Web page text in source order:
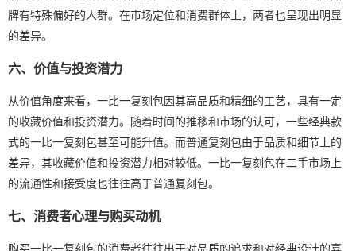
牌有特殊偏好的人群。在市场定位和消费群体上，两者也呈现出明显
的差异。
六、价值与投资潜力
从价值角度来看，一比一复刻包因其高品质和精细的工艺，具有一定
的收藏价值和投资潜力。随着时间的推移和市场的认可，一些经典款
式的一比一复刻包甚至可能升值。而普通复刻包由于品质和细节上的
差异，其收藏价值和投资潜力相对较低。一比一复刻包在二手市场上
的流通性和接受度也往往高于普通复刻包。
七、消费者心理与购买动机